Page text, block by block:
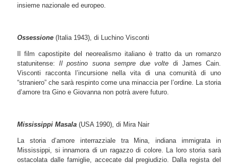
insieme nazionale ed europeo.
Ossessione (Italia 1943), di Luchino Visconti
Il film capostipite del neorealismo italiano è tratto da un romanzo
statunitense:Il postino suona sempre due volte di James Cain.
Visconti racconta l’incursione nella vita di una comunità di uno
“straniero” che sarà respinto come una minaccia per l’ordine. La storia
d’amore tra Gino e Giovanna non potrà avere futuro.
Mississippi Masala (USA 1990), di Mira Nair
La storia d’amore interrazziale tra Mina, indiana immigrata in
Mississippi, si innamora di un ragazzo di colore. La loro storia sarà
ostacolata dalle famiglie, accecate dal pregiudizio. Dalla regista del